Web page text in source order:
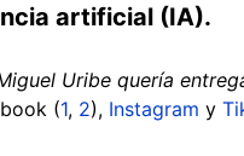
artificial (IA).
Uribe quería
(1, 2), Instagram y